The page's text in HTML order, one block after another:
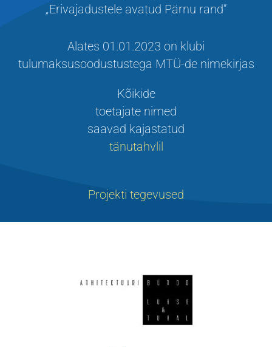
„Erivajadustele avatud Pärnu rand”
Alates 01.01.2023 on klubi
tulumaksusoodustustega MTÜ-de nimekirjas
Kõikide
toetajate nimed
saavad kajastatud
tänutahvlil
Projekti tegevused